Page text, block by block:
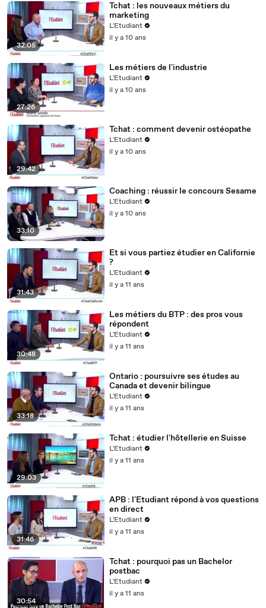
32:05
Tchat : les nouveaux métiers du
marketing
L'Etudiant
il y a 10 ans
27:26
Les métiers de l'industrie
L'Etudiant
il y a 10 ans
29:42
Tchat : comment devenir ostéopathe
L'Etudiant
il y a 10 ans
33:10
Coaching : réussir le concours Sesame
L'Etudiant
il y a 10 ans
31:43
Et si vous partiez étudier en Californie
?
L'Etudiant
il y a 11 ans
30:48
Les métiers du BTP : des pros vous
répondent
L'Etudiant
il y a 11 ans
33:18
Ontario : poursuivre ses études au
Canada et devenir bilingue
L'Etudiant
il y a 11 ans
29:03
Tchat : étudier l'hôtellerie en Suisse
L'Etudiant
il y a 11 ans
31:46
APB : l'Etudiant répond à vos questions
en direct
L'Etudiant
il y a 11 ans
30:54
Tchat : pourquoi pas un Bachelor
postbac
L'Etudiant
il y a 11 ans